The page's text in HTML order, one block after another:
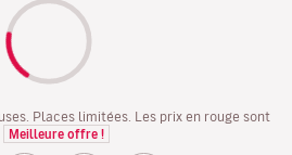
Places limitées. Les prix en rouge sont
Meilleure offre !